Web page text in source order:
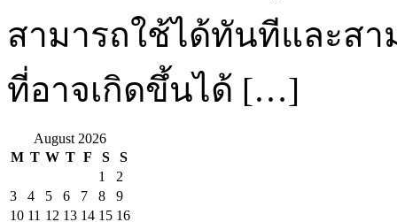
สามารถใช้ได้ทันทีและส
ที่อาจเกิดขึ้นได้ […]
August 2026
M T W T F S
S
1
2
3
4 5 6 7 8
9
10 11 12 13 14 15 16